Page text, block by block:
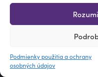
Podmienky použitia a ochrany
osobných údajov
PREMIUM
BLOG
O NÁS